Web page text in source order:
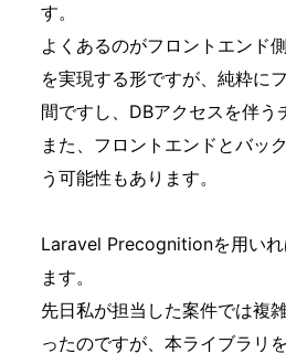
す。
よくあるのがフロントエンド
を実現する形ですが、純粋に
間ですし、DBアクセスを伴う
また、フロントエンドとバッ
う可能性もあります。
Laravel Precognitionを用いれ
ます。
先日私が担当した案件では複
ったのですが、本ライブラリ